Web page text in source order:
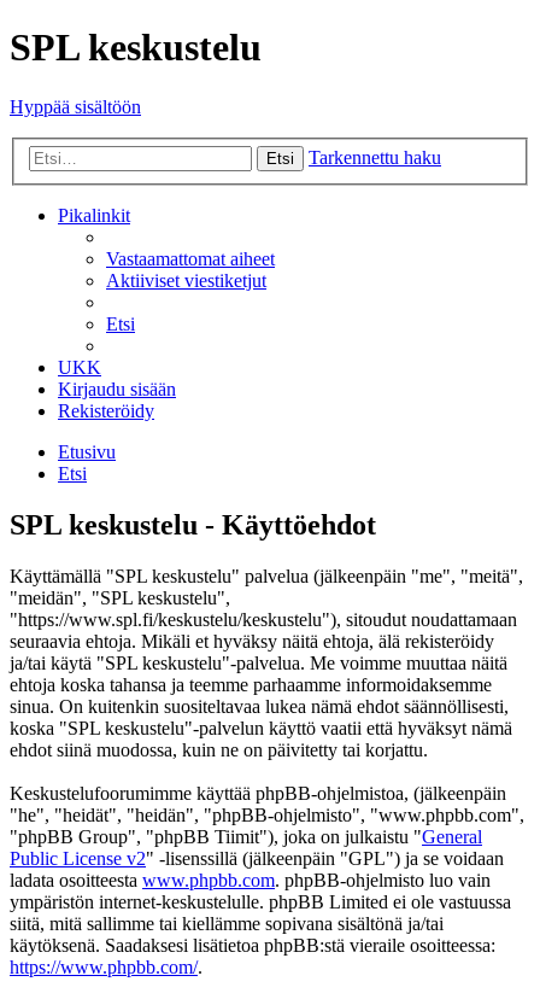
SPL keskustelu
Hyppää sisältöön
Etsi Tarkennettu haku
Pikalinkit
Vastaamattomat aiheet
Aktiiviset viestiketjut
Etsi
UKK
Kirjaudu sisään
Rekisteröidy
Etusivu
Etsi
SPL keskustelu - Käyttöehdot
Käyttämällä "SPL keskustelu" palvelua (jälkeenpäin "me", "meitä",
"meidän", "SPL keskustelu",
"https://www.spl.fi/keskustelu/keskustelu"), sitoudut noudattamaan
seuraavia ehtoja. Mikäli et hyväksy näitä ehtoja, älä rekisteröidy
ja/tai käytä "SPL keskustelu"-palvelua. Me voimme muuttaa näitä
ehtoja koska tahansa ja teemme parhaamme informoidaksemme
sinua. On kuitenkin suositeltavaa lukea nämä ehdot säännöllisesti,
koska "SPL keskustelu"-palvelun käyttö vaatii että hyväksyt nämä
ehdot siinä muodossa, kuin ne on päivitetty tai korjattu.
Keskustelufoorumimme käyttää phpBB-ohjelmistoa, (jälkeenpäin
"he", "heidät", "heidän", "phpBB-ohjelmisto", "www.phpbb.com",
"phpBB Group", "phpBB Tiimit"), joka on julkaistu "General
Public License v2" -lisenssillä (jälkeenpäin "GPL") ja se voidaan
ladata osoitteesta www.phpbb.com. phpBB-ohjelmisto luo vain
ympäristön internet-keskustelulle. phpBB Limited ei ole vastuussa
siitä, mitä sallimme tai kiellämme sopivana sisältönä ja/tai
käytöksenä. Saadaksesi lisätietoa phpBB:stä vieraile osoitteessa:
https://www.phpbb.com/.